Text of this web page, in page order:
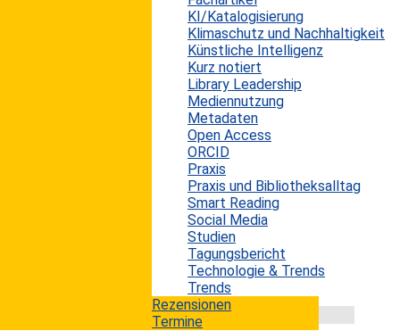
KI/Katalogisierung
Klimaschutz und Nachhaltigkeit
Künstliche Intelligenz
Kurz notiert
Library Leadership
Mediennutzung
Metadaten
Open Access
ORCID
Praxis
Praxis und Bibliotheksalltag
Smart Reading
Social Media
Studien
Tagungsbericht
Technologie & Trends
Trends
Rezensionen
Termine
In der heutigen Zeit ist das Sammeln von Daten auch
für viele Informationseinrichtungen zu einer
selbstverständlichen Routinetätigkeit geworden. Nur
so kann der Wert und die Leistung der eigenen Arbeit
sowie die Nutzung ihrer Dienste adäquat erfasst
werden. Insbesondere wissenschaftliche Bibliotheken
zeichnen sich auf diesem Gebiet durch eine sehr rege
Sammeltätigkeit aus. Diese Daten helfen einerseits,
die aktuelle Situation der Einrichtung abzubilden und zu
bewerten, sowie andererseits auch...